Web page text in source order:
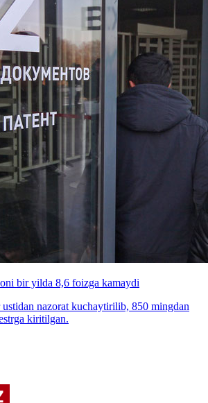
bir yilda 8,6 foizga kamaydi
nazorat kuchaytirilib, 850 mingdan
kiritilgan.